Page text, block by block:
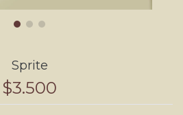
Sprite
$3.500